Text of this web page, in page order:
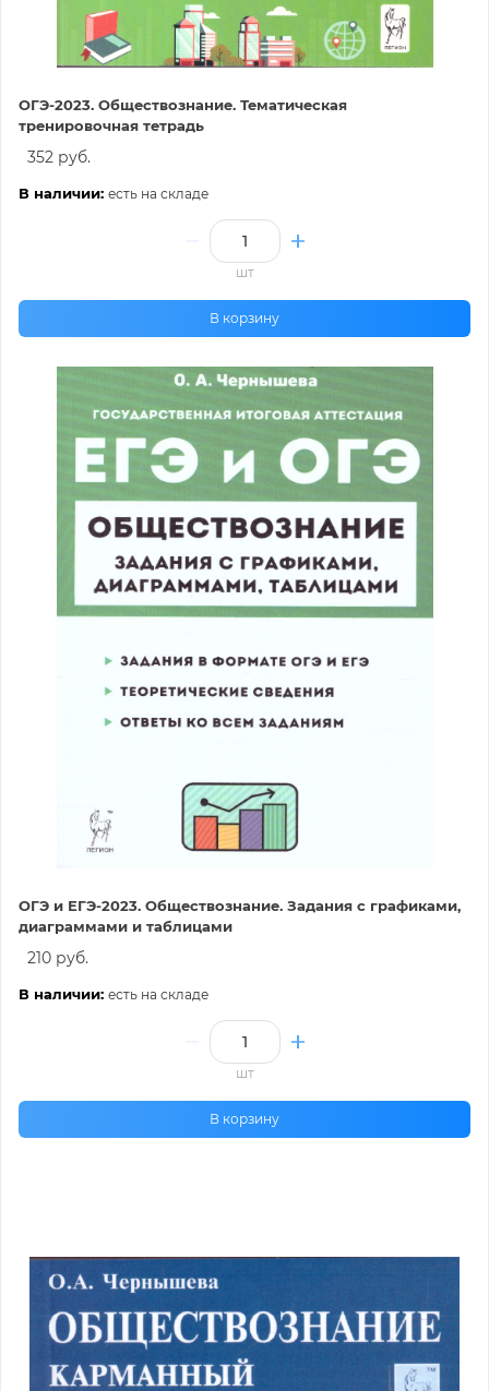
ОГЭ-2023. Обществознание. Тематическая
тренировочная тетрадь
352 руб.
В наличии: есть на складе
шт
В корзину
ОГЭ и ЕГЭ-2023. Обществознание. Задания с графиками,
диаграммами и таблицами
210 руб.
В наличии: есть на складе
шт
В корзину